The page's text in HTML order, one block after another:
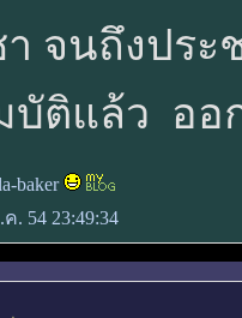
จนถึงปร
บัติแล้ว ออ
baker
ค. 54 23:49:34